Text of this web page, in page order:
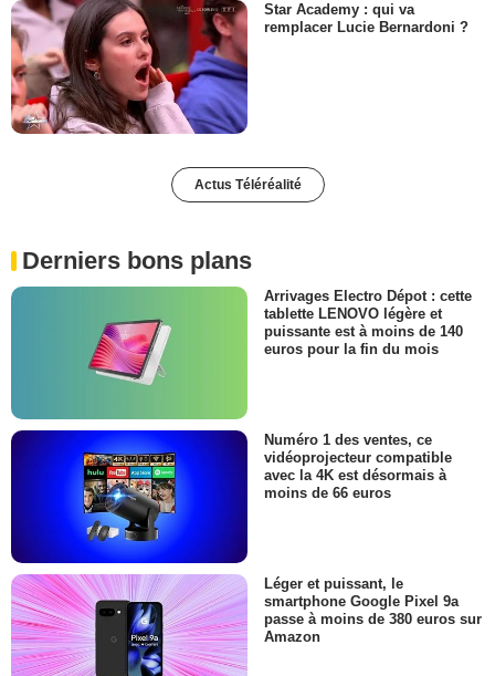
Star Academy : qui va
remplacer Lucie Bernardoni ?
Actus Téléréalité
Derniers bons plans
Arrivages Electro Dépot : cette
tablette LENOVO légère et
puissante est à moins de 140
euros pour la fin du mois
Numéro 1 des ventes, ce
vidéoprojecteur compatible
avec la 4K est désormais à
moins de 66 euros
Léger et puissant, le
smartphone Google Pixel 9a
passe à moins de 380 euros sur
Amazon